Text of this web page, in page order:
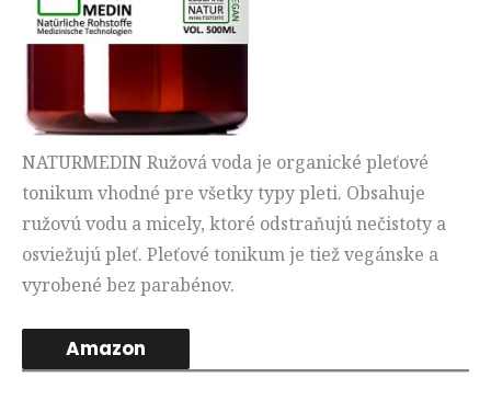
NATURMEDIN Ružová voda je organické pleťové
tonikum vhodné pre všetky typy pleti. Obsahuje
ružovú vodu a micely, ktoré odstraňujú nečistoty a
osviežujú pleť. Pleťové tonikum je tiež vegánske a
vyrobené bez parabénov.
Amazon